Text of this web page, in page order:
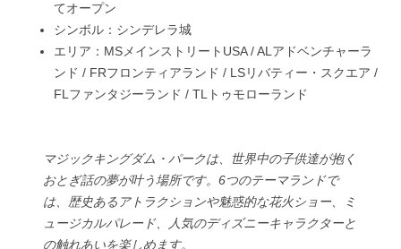
てオープン
シンボル： シンデレラ城
エリア： MS メインストリートUSA /AL アドベンチャーラ
ンド / FRフロンティアランド / LSリバティー・スクエア /
FL ファンタジーランド / TL トゥモローランド
マジックキングダム・パークは、世界中の子供達が抱く
おとぎ話の夢が叶う場所です。6つのテーマランドで
は、歴史あるアトラクションや魅惑的な花火ショー、ミ
ュージカルパレード、人気のディズニーキャラクターと
の触れあいを楽しめます。